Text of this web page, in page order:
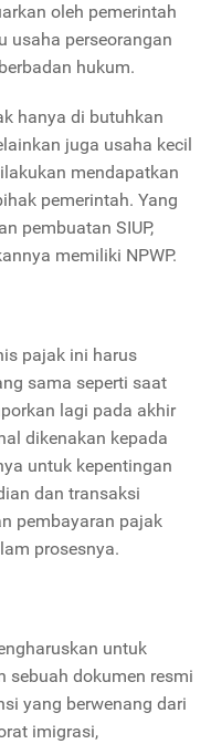
oleh pemerintah
usaha perseorangan
hukum.
hanya di butuhkan
juga usaha kecil
mendapatkan
pemerintah. Yang
pembuatan SIUP,
memiliki NPWP.
pajak ini harus
sama seperti saat
lagi pada akhir
dikenakan kepada
untuk kepentingan
dan transaksi
pembayaran pajak
prosesnya.
untuk
sebuah dokumen resmi
yang berwenang dari
imigrasi,